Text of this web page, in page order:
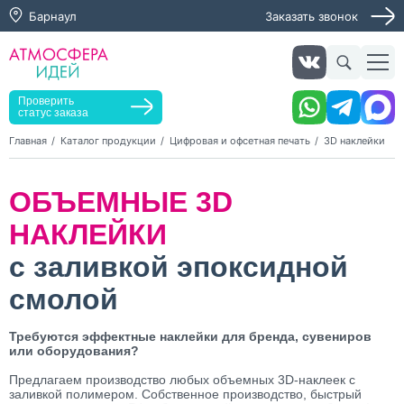
Барнаул Заказать звонок
Проверить
статус заказа
Главная Каталог продукции Цифровая и офсетная печать 3D наклейки
ОБЪЕМНЫЕ 3D
НАКЛЕЙКИ
с заливкой эпоксидной
смолой
Требуются эффектные наклейки для бренда, сувениров
или оборудования?
Предлагаем производство любых объемных 3D-наклеек с
заливкой полимером. Собственное производство, быстрый
Заказать услугу
Оставьте заявку, мы свяжемся с вами в ближайшее
Заказать звонок
обработку персональных данных и согласие с политикой
конфиденциальности
Нажимая на кнопку, я даю согласие на получение
информационных и рекламных рассылок
Оставить
заявку